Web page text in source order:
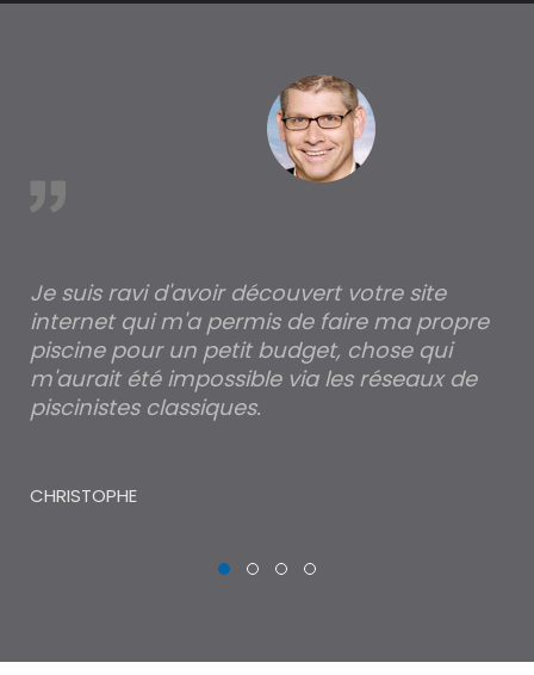
Je suis ravi d'avoir découvert votre site
internet qui m'a permis de faire ma propre
piscine pour un petit budget, chose qui
m'aurait été impossible via les réseaux de
piscinistes classiques.
CHRISTOPHE